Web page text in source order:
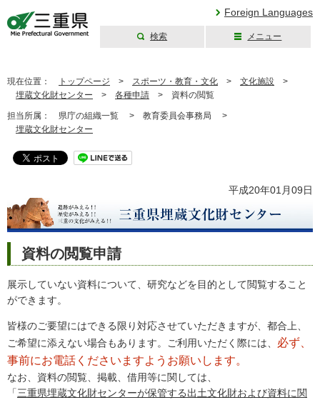
Foreign Languages
検索 メニュー
現在位置： トップページ > スポーツ・教育・文化 > 文化施設 >
埋蔵文化財センター > 各種申請 > 資料の閲覧
担当所属： 県庁の組織一覧 > 教育委員会事務局 >
埋蔵文化財センター
平成20年01月09日
資料の閲覧申請
展示していない資料について、研究などを目的として閲覧すること
ができます。
皆様のご要望にはできる限り対応させていただきますが、都合上、
ご希望に添えない場合もあります。ご利用いただく際には、 必ず、
事前にお電話くださいますようお願いします。
なお、資料の閲覧、掲載、借用等に関しては、
「三重県埋蔵文化財センターが保管する出土文化財および資料に関